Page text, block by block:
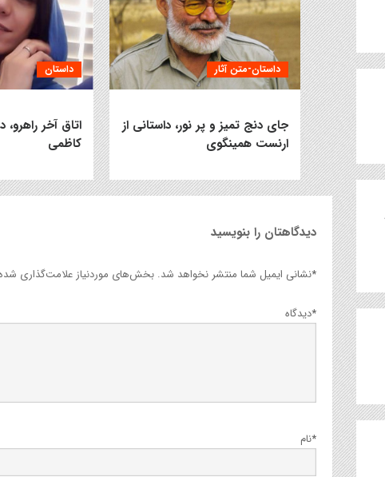
داستان-متن آثار
جای دنج تمیز و پر نور، داستانی از
ارنست همینگوی
داستان
اتاق آخر راهرو،
کاظمی
دیدگاهتان را بنویسید
نشانی ایمیل شما منتشر نخواهد شد. بخش‌های موردنیاز علامت‌گذاری *
دیدگاه*
نام*